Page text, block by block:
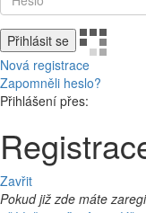
Přihlásit se
Nová registrace
Zapomněli heslo?
Přihlášení přes:
Zavřit
Pokud již zde máte